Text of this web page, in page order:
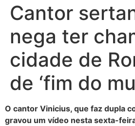
Cantor
nega ter
cidade de
de ‘fim do
O cantor Vinicius, que faz dupla
gravou um vídeo nesta sexta-